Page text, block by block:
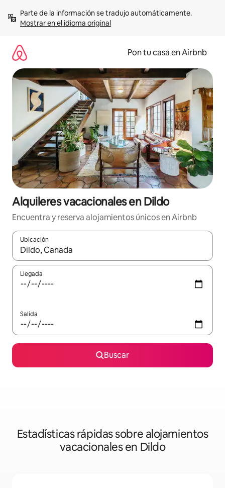
contenidoMostrar en el idioma original
Pon tu casa en Airbnb
Alquileres vacacionales en Dildo
Encuentra y reserva alojamientos únicos en Airbnb
Ubicación
Cuando los resultados estén disponibles, navega con las
Llegada
Salida
Buscar
Estadísticas rápidas sobre alojamientos
vacacionales en Dildo